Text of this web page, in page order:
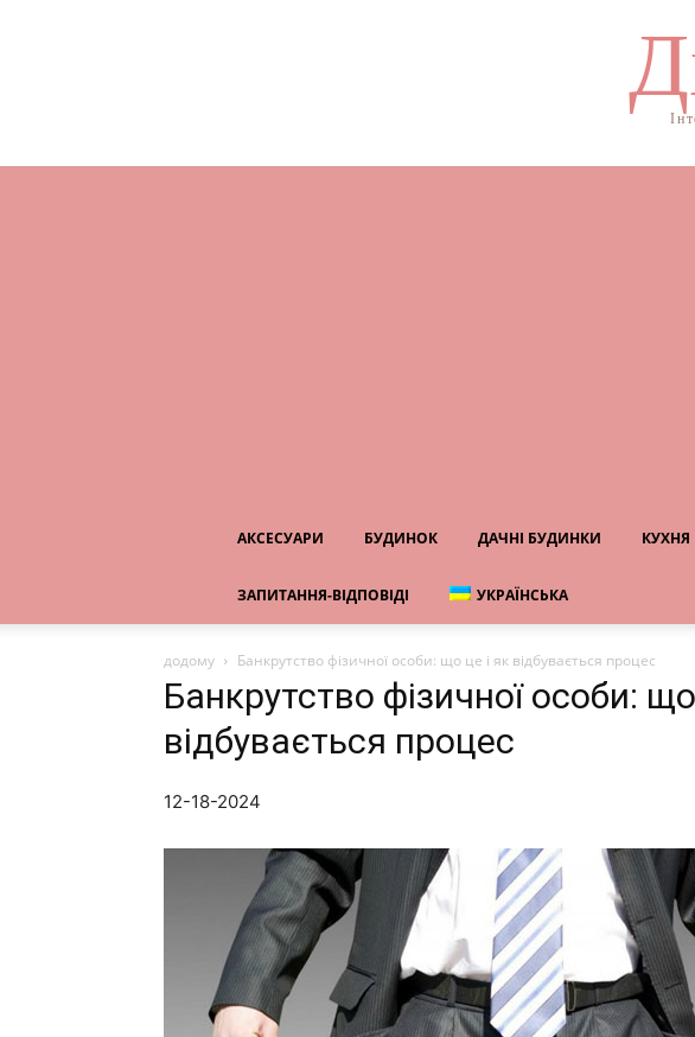
АКСЕСУАРИ БУДИНОК ДАЧНІ БУДИНКИ КУХНЯ
ЗАПИТАННЯ-ВІДПОВІДІ УКРАЇНСЬКА
додому Банкрутство фізичної особи: що це і як відбувається процес
Банкрутство фізичної особи:
відбувається процес
12-18-2024